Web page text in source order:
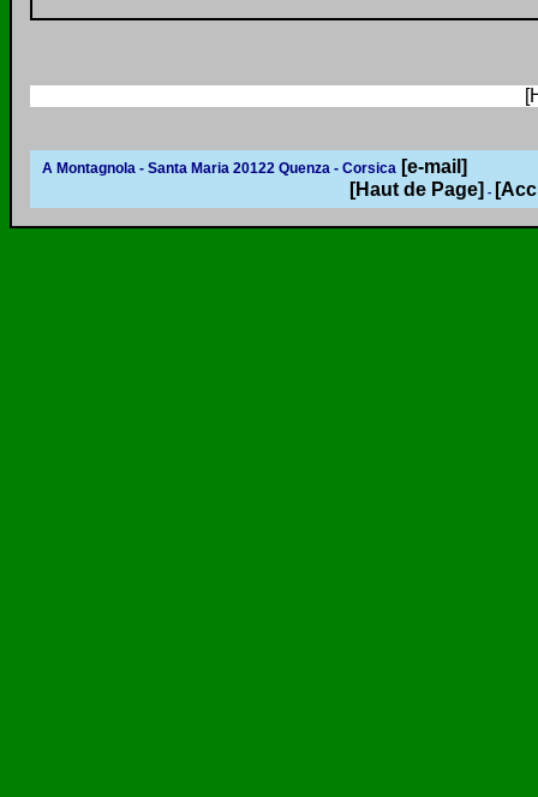
A Montagnola - Santa Maria 20122 Quenza - Corsica [e-mail]
[Haut de Page] -